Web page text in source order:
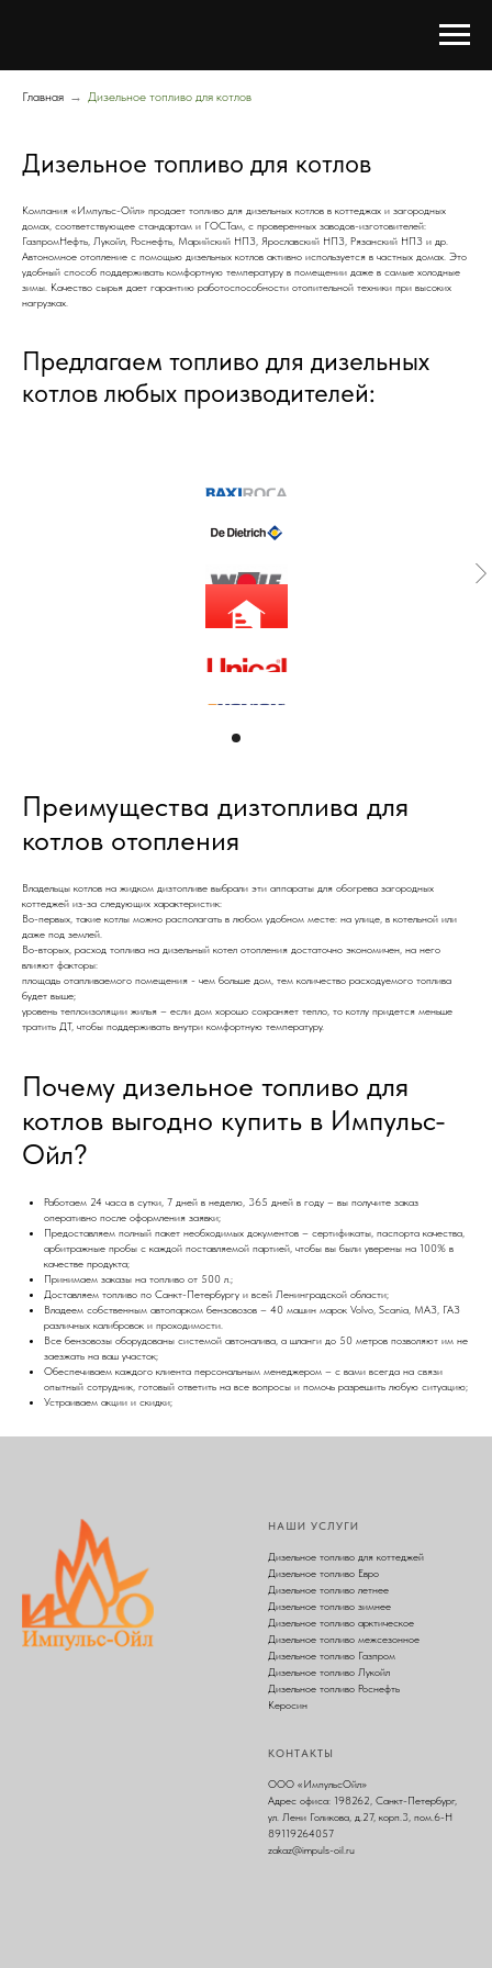
Главная → Дизельное топливо для котлов
Дизельное топливо для котлов
Компания «Импульс-Ойл» продает топливо для дизельных котлов в коттеджах и загородных
домах, соответствующее стандартам и ГОСТам, с проверенных заводов-изготовителей:
ГазпромНефть, Лукойл, Роснефть, Марийский НПЗ, Ярославский НПЗ, Рязанский НПЗ и др.
Автономное отопление с помощью дизельных котлов активно используется в частных домах. Это
удобный способ поддерживать комфортную температуру в помещении даже в самые холодные
зимы. Качество сырья дает гарантию работоспособности отопительной техники при высоких
нагрузках.
Предлагаем топливо для дизельных
котлов любых производителей:
Преимущества дизтоплива для
котлов отопления
Владельцы котлов на жидком дизтопливе выбрали эти аппараты для обогрева загородных
коттеджей из-за следующих характеристик:
Во-первых, такие котлы можно располагать в любом удобном месте: на улице, в котельной или
даже под землей.
Во-вторых, расход топлива на дизельный котел отопления достаточно экономичен, на него
влияют факторы:
площадь отапливаемого помещения - чем больше дом, тем количество расходуемого топлива
будет выше;
уровень теплоизоляции жилья – если дом хорошо сохраняет тепло, то котлу придется меньше
тратить ДТ, чтобы поддерживать внутри комфортную температуру.
Почему дизельное топливо для
котлов выгодно купить в Импульс-
Ойл?
Работаем 24 часа в сутки, 7 дней в неделю, 365 дней в году – вы получите заказ
оперативно после оформления заявки;
Предоставляем полный пакет необходимых документов – сертификаты, паспорта качества,
арбитражные пробы с каждой поставляемой партией, чтобы вы были уверены на 100% в
качестве продукта;
Принимаем заказы на топливо от 500 л.;
Доставляем топливо по Санкт-Петербургу и всей Ленинградской области;
Владеем собственным автопарком бензовозов – 40 машин марок Volvo, Scania, МАЗ, ГАЗ
различных калибровок и проходимости.
Все бензовозы оборудованы системой автоналива, а шланги до 50 метров позволяют им не
заезжать на ваш участок;
Обеспечиваем каждого клиента персональным менеджером – с вами всегда на связи
опытный сотрудник, готовый ответить на все вопросы и помочь разрешить любую ситуацию;
Устраиваем акции и скидки;
НАШИ УСЛУГИ
Дизельное топливо для коттеджей
Дизельное топливо Евро
Дизельное топливо летнее
Дизельное топливо зимнее
Дизельное топливо арктическое
Дизельное топливо межсезонное
Дизельное топливо Газпром
Дизельное топливо Лукойл
Дизельное топливо Роснефть
Керосин
КОНТАКТЫ
ООО «ИмпульсОйл»
Адрес офиса: 198262, Санкт-Петербург,
ул. Лени Голикова, д.27, корп.3, пом.6-Н
89119264057
zakaz@impuls-oil.ru